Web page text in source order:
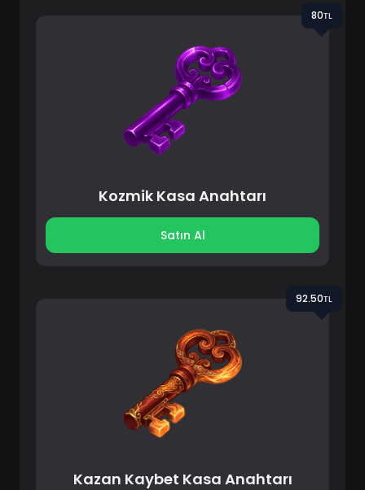
80ᴛʟ
Kozmik Kasa Anahtarı
Satın Al
92.50ᴛʟ
Kazan Kaybet Kasa Anahtarı